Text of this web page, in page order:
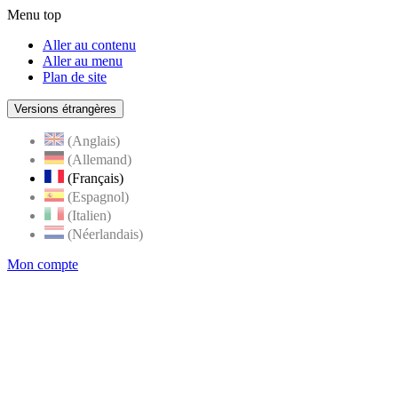
Menu top
Aller au contenu
Aller au menu
Plan de site
Versions étrangères
(Anglais)
(Allemand)
(Français)
(Espagnol)
(Italien)
(Néerlandais)
Mon compte